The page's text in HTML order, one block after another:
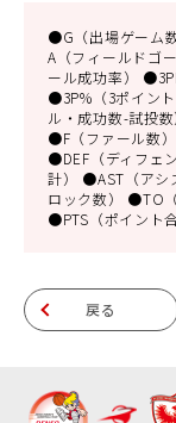
●G（出場ゲーム
A（フィールドゴ
ール成功率）
●3P%（3ポイン
ル・成功数-試投
●F（ファール数
●DEF（ディフェ
計） ●AST（アシ
ロック数） ●TO
●PTS（ポイント
戻る